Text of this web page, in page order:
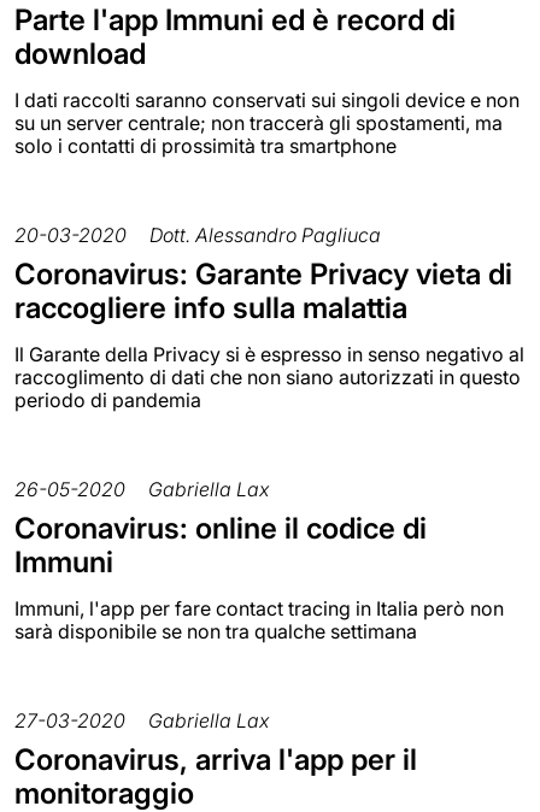
Parte l'app Immuni ed è record di
download
I dati raccolti saranno conservati sui singoli device e non
su un server centrale; non traccerà gli spostamenti, ma
solo i contatti di prossimità tra smartphone
20-03-2020 Dott. Alessandro Pagliuca
Coronavirus: Garante Privacy vieta di
raccogliere info sulla malattia
Il Garante della Privacy si è espresso in senso negativo al
raccoglimento di dati che non siano autorizzati in questo
periodo di pandemia
26-05-2020 Gabriella Lax
Coronavirus: online il codice di
Immuni
Immuni, l'app per fare contact tracing in Italia però non
sarà disponibile se non tra qualche settimana
27-03-2020 Gabriella Lax
Coronavirus, arriva l'app per il
monitoraggio